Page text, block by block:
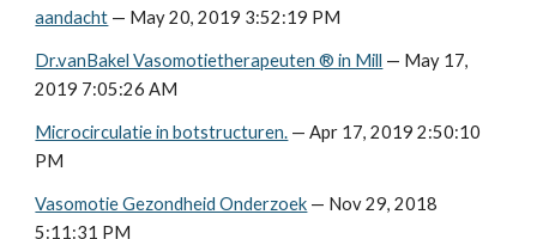
aandacht — May 20, 2019 3:52:19 PM
Dr.vanBakel Vasomotietherapeuten ® in Mill — May 17,
2019 7:05:26 AM
Microcirculatie in botstructuren. — Apr 17, 2019 2:50:10
PM
Vasomotie Gezondheid Onderzoek — Nov 29, 2018
5:11:31 PM